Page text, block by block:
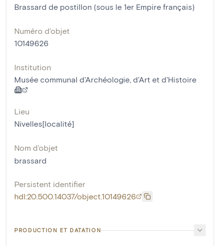
Brassard de postillon (sous le 1er Empire français)
Numéro d'objet
10149626
Institution
Musée communal d'Archéologie, d'Art et d'Histoire
Lieu
Nivelles[localité]
Nom d'objet
brassard
Persistent identifier
hdl:20.500.14037/object.10149626
PRODUCTION ET DATATION